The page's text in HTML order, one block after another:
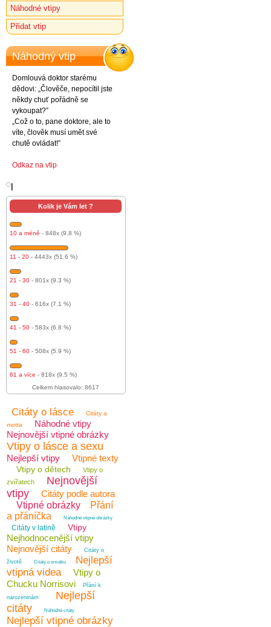
Náhodné vtipy
Přidat vtip
Náhodný vtip
Domlouvá doktor starému
dědovi: „Člověče, nepocítil jste
někdy chuť pořádně se
vykoupat?”
„Což o to, pane doktore, ale to
víte, člověk musí umět své
chutě ovládat!”
Odkaz na vtip
Kolik je Vám let ?
10 a méně - 848x (9.8 %)
11 - 20 - 4443x (51.6 %)
21 - 30 - 801x (9.3 %)
31 - 40 - 616x (7.1 %)
41 - 50 - 583x (6.8 %)
51 - 60 - 508x (5.9 %)
61 a více - 818x (9.5 %)
Celkem hlasovalo: 8617
Citáty o lásce
Citáty a
motta
Náhodné vtipy
Nejnovější vtipné obrázky
Vtipy o lásce a sexu
Nejlepší vtipy Vtipné texty
Vtipy o dětech
Vtipy o
zvířatech
Nejnovější
vtipy
Citáty podle autora
Vtipné obrázky
Přání
a přáníčka
Náhodné vtipné obrázky
Citáty v latině Vtipy
Nejhodnocenější vtipy
Nejnovější citáty
Citáty o
životě
Citáty o smutku
Nejlepší
vtipná videa
Vtipy o
Chucku Norrisovi
Přání k
narozeninám
Nejlepší
citáty
Náhodné citáty
Nejlepší vtipné obrázky